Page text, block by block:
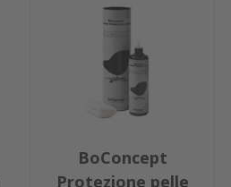
BoConcept
Protezione pelle